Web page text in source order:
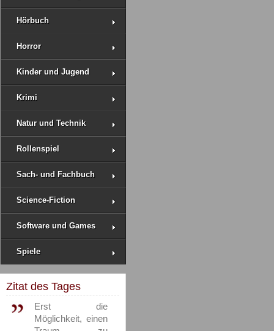
Hörbuch
Horror
Kinder und Jugend
Krimi
Natur und Technik
Rollenspiel
Sach- und Fachbuch
Science-Fiction
Software und Games
Spiele
Zitat des Tages
Erst die
Möglichkeit, einen